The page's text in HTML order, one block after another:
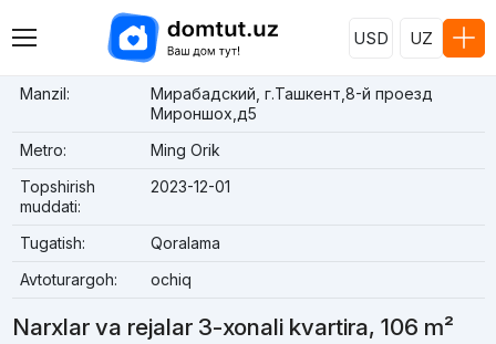
USD UZ
Manzil:
Мирабадский, г.Ташкент,8-й проезд
Мироншох,д5
Metro:
Ming Orik
Topshirish
muddati:
2023-12-01
Tugatish:
Qoralama
Avtoturargoh:
ochiq
Narxlar va rejalar 3-xonali kvartira, 106 m²